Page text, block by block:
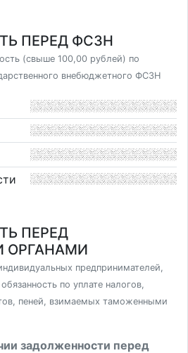
ПЕРЕД ФСЗН
(свыше 100,00 рублей) по
внебюджетного ФСЗН
ПЕРЕД
предпринимателей,
по уплате налогов,
пеней, взимаемых таможенными
задолженности перед